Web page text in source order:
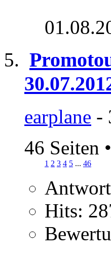
earplane -
46 Seiten •
1 2 3 4 5 ... 46
Hits: